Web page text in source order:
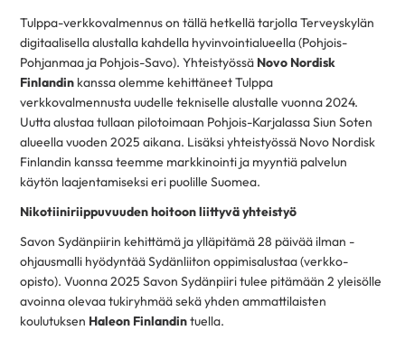
Tulppa-verkkovalmennus on tällä hetkellä tarjolla Terveyskylän
digitaalisella alustalla kahdella hyvinvointialueella (Pohjois-
Pohjanmaa ja Pohjois-Savo). Yhteistyössä Novo Nordisk
Finlandin kanssa olemme kehittäneet Tulppa
verkkovalmennusta uudelle tekniselle alustalle vuonna 2024.
Uutta alustaa tullaan pilotoimaan Pohjois-Karjalassa Siun Soten
alueella vuoden 2025 aikana. Lisäksi yhteistyössä Novo Nordisk
Finlandin kanssa teemme markkinointi ja myyntiä palvelun
käytön laajentamiseksi eri puolille Suomea.
Nikotiiniriippuvuuden hoitoon liittyvä yhteistyö
Savon Sydänpiirin kehittämä ja ylläpitämä 28 päivää ilman -
ohjausmalli hyödyntää Sydänliiton oppimisalustaa (verkko-
opisto). Vuonna 2025 Savon Sydänpiiri tulee pitämään 2 yleisölle
avoinna olevaa tukiryhmää sekä yhden ammattilaisten
koulutuksen Haleon Finlandintuella.